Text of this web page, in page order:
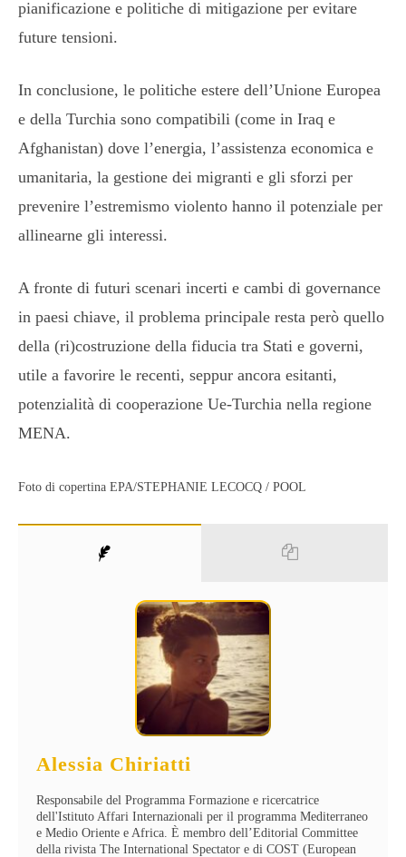
pianificazione e politiche di mitigazione per evitare
future tensioni.
In conclusione, le politiche estere dell’Unione Europea
e della Turchia sono compatibili (come in Iraq e
Afghanistan) dove l’energia, l’assistenza economica e
umanitaria, la gestione dei migranti e gli sforzi per
prevenire l’estremismo violento hanno il potenziale per
allinearne gli interessi.
A fronte di futuri scenari incerti e cambi di governance
in paesi chiave, il problema principale resta però quello
della (ri)costruzione della fiducia tra Stati e governi,
utile a favorire le recenti, seppur ancora esitanti,
potenzialità di cooperazione Ue-Turchia nella regione
MENA.
Foto di copertina EPA/STEPHANIE LECOCQ / POOL
Alessia Chiriatti
Responsabile del Programma Formazione e ricercatrice
dell'Istituto Affari Internazionali per il programma Mediterraneo
e Medio Oriente e Africa. È membro dell’Editorial Committee
della rivista The International Spectator e di COST (European